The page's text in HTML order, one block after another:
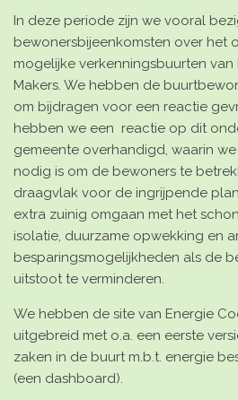
In deze periode zijn we vooral
bewonersbijeenkomsten over het
mogelijke verkenningsbuurten van
Makers. We hebben de
om bijdragen voor een reactie
hebben we een reactie op dit
gemeente overhandigd, waarin
nodig is om de bewoners te
draagvlak voor de ingrijpende
extra zuinig omgaan met het
isolatie, duurzame opwekking en
besparingsmogelijkheden als de
uitstoot te verminderen.
We hebben de site van Energie
uitgebreid met o.a. een eerste
zaken in de buurt m.b.t. energie
(een dashboard).